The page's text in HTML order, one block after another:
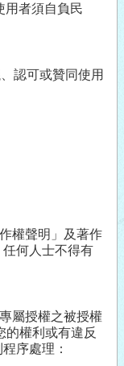
用者須自負民
認可或贊同使用
權聲明」及著作
任何人士不得有
屬授權之被授權
的權利或有違反
序處理：